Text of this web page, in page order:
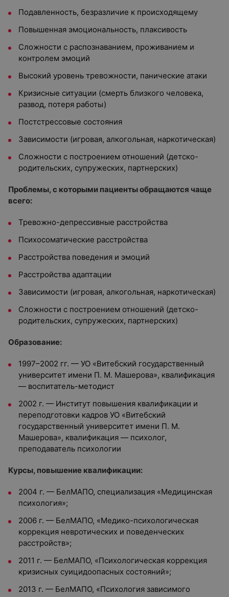
Подавленность, безразличие к происходящему
Повышенная эмоциональность, плаксивость
Сложности с распознаванием, проживанием и
контролем эмоций
Высокий уровень тревожности, панические атаки
Кризисные ситуации (смерть близкого человека,
развод, потеря работы)
Постстрессовые состояния
Зависимости (игровая, алкогольная, наркотическая)
Сложности с построением отношений (детско-
родительских, супружеских, партнерских)
Проблемы, с которыми пациенты обращаются чаще
всего:
Тревожно-депрессивные расстройства
Психосоматические расстройства
Расстройства поведения и эмоций
Расстройства адаптации
Зависимости (игровая, алкогольная, наркотическая)
Сложности с построением отношений (детско-
родительских, супружеских, партнерских)
Образование:
1997–2002 гг. — УО «Витебский государственный
университет имени П. М. Машерова», квалификация
— воспитатель-методист
2002 г. — Институт повышения квалификации и
переподготовки кадров УО «Витебский
государственный университет имени П. М.
Машерова», квалификация — психолог,
преподаватель психологии
Курсы, повышение квалификации:
2004 г. — БелМАПО, специализация «Медицинская
психология»;
2006 г. — БелМАПО, «Медико-психологическая
коррекция невротических и поведенческих
расстройств»;
2011 г. — БелМАПО, «Психологическая коррекция
кризисных суицидоопасных состояний»;
2013 г. — БелМАПО, «Психология зависимого